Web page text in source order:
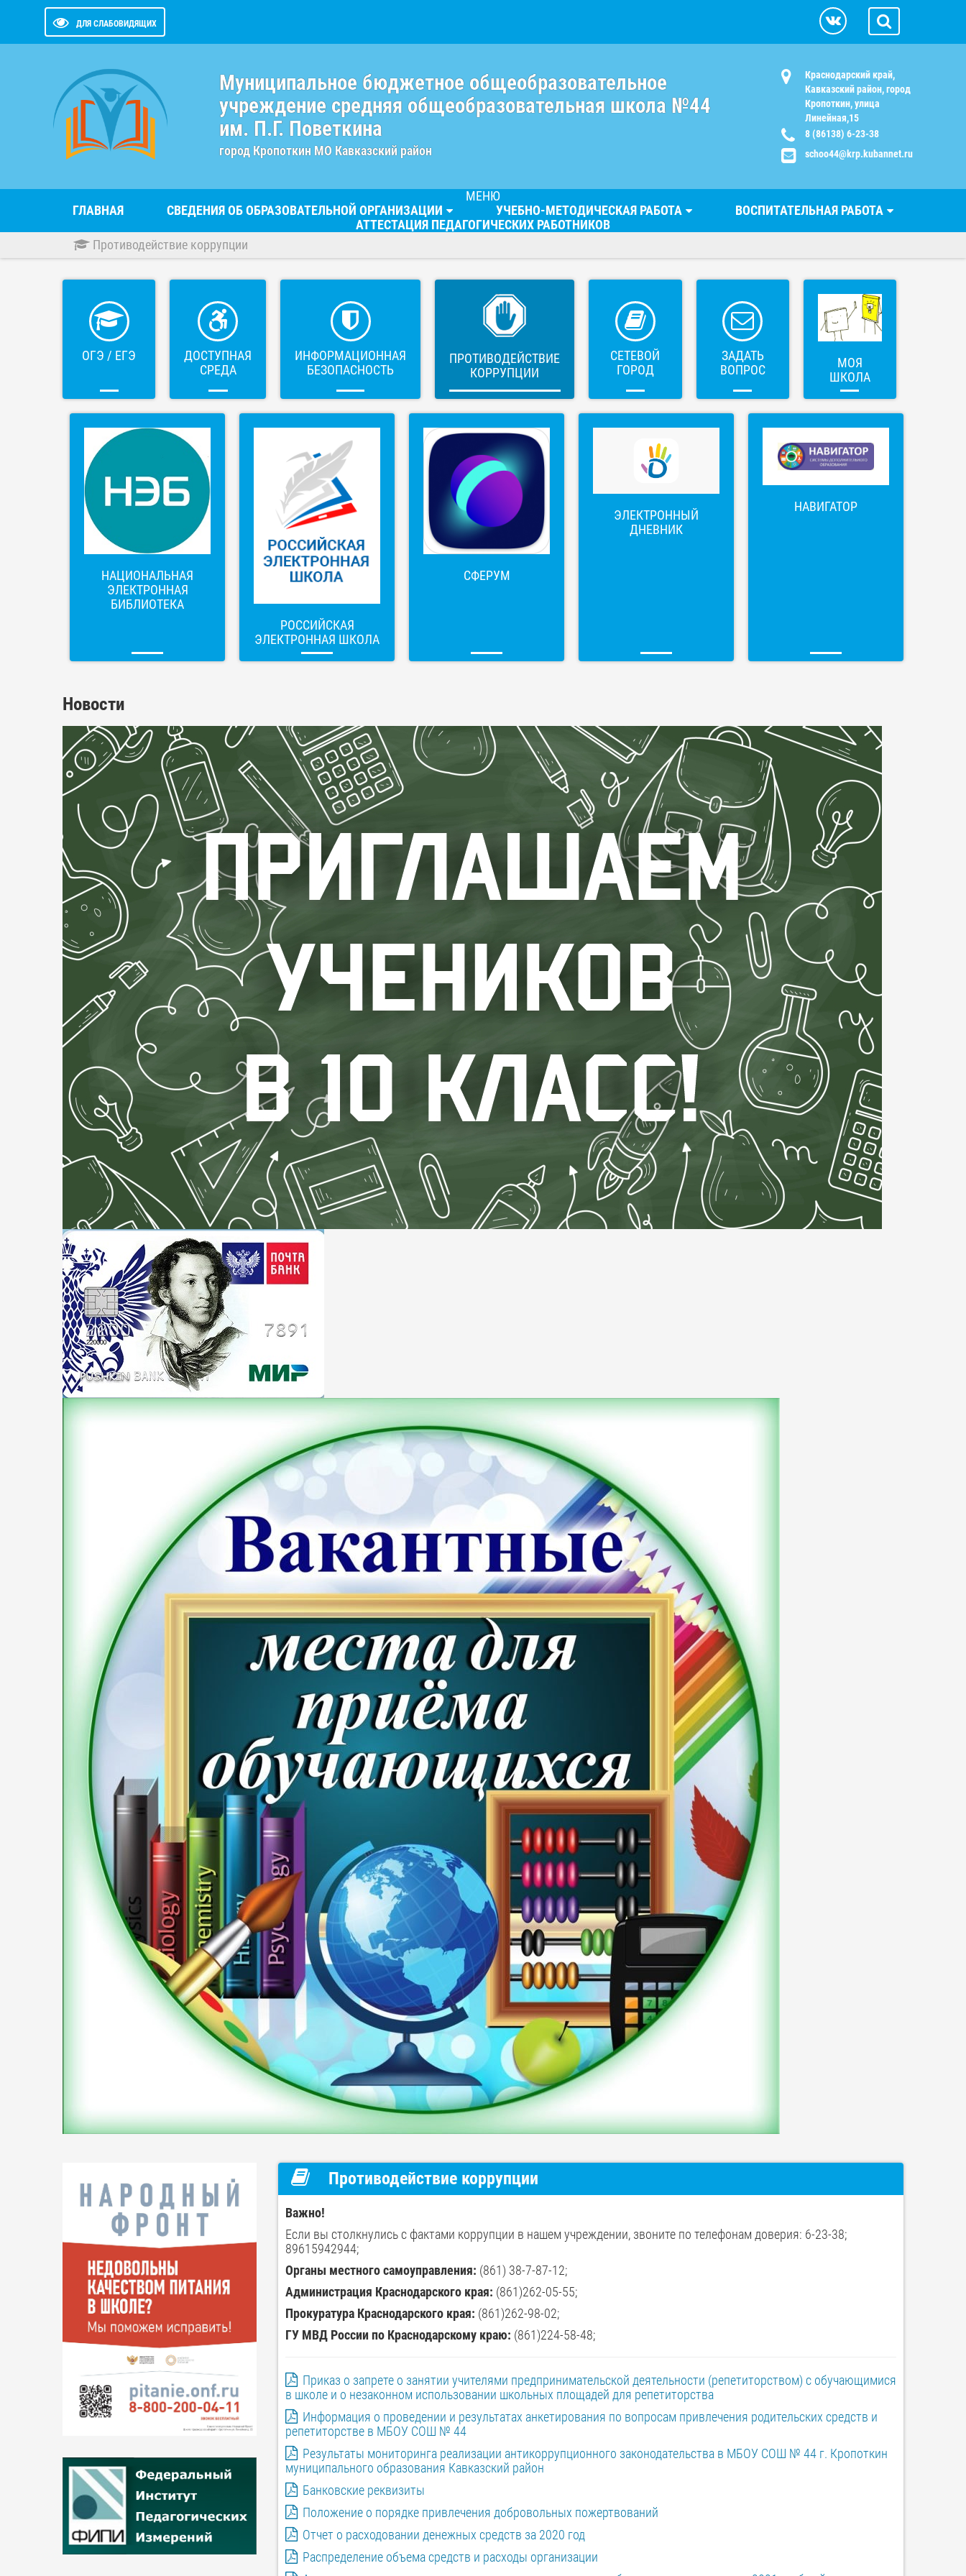
ДЛЯ СЛАБОВИДЯЩИХ
Муниципальное бюджетное общеобразовательное
учреждение средняя общеобразовательная школа №44
им. П.Г. Поветкина
город Кропоткин МО Кавказский район
Краснодарский край,
Кавказский район, город
Кропоткин, улица
Линейная,15
8 (86138) 6-23-38
schoo44@krp.kubannet.ru
МЕНЮ
ГЛАВНАЯ
СВЕДЕНИЯ ОБ ОБРАЗОВАТЕЛЬНОЙ ОРГАНИЗАЦИИ УЧЕБНО-МЕТОДИЧЕСКАЯ РАБОТА
ВОСПИТАТЕЛЬНАЯ РАБОТА
АТТЕСТАЦИЯ ПЕДАГОГИЧЕСКИХ РАБОТНИКОВ
Противодействие коррупции
ОГЭ / ЕГЭ
ДОСТУПНАЯ
СРЕДА
ИНФОРМАЦИОННАЯ
БЕЗОПАСНОСТЬ
ПРОТИВОДЕЙСТВИЕ
КОРРУПЦИИ
СЕТЕВОЙ
ГОРОД
ЗАДАТЬ
ВОПРОС
МОЯ
ШКОЛА
НАЦИОНАЛЬНАЯ
ЭЛЕКТРОННАЯ
БИБЛИОТЕКА
РОССИЙСКАЯ
ЭЛЕКТРОННАЯ ШКОЛА
СФЕРУМ
ЭЛЕКТРОННЫЙ
ДНЕВНИК
НАВИГАТОР
Новости
Противодействие коррупции
Важно!
Если вы столкнулись с фактами коррупции в нашем учреждении, звоните по телефонам доверия: 6-23-38;
89615942944;
Органы местного самоуправления: (861) 38-7-87-12;
Администрация Краснодарского края: (861)262-05-55;
Прокуратура Краснодарского края: (861)262-98-02;
ГУ МВД России по Краснодарскому краю: (861)224-58-48;
Приказ о запрете о занятии учителями предпринимательской деятельности (репетиторством) с обучающимися
в школе и о незаконном использовании школьных площадей для репетиторства
Информация о проведении и результатах анкетирования по вопросам привлечения родительских средств и
репетиторстве в МБОУ СОШ № 44
Результаты мониторинга реализации антикоррупционного законодательства в МБОУ СОШ № 44 г. Кропоткин
муниципального образования Кавказский район
Банковские реквизиты
Положение о порядке привлечения добровольных пожертвований
Отчет о расходовании денежных средств за 2020 год
Распределение объема средств и расходы организации